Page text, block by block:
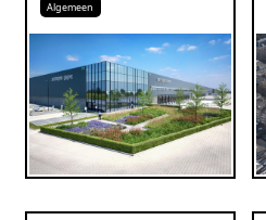
€16 miljard
Algemeen